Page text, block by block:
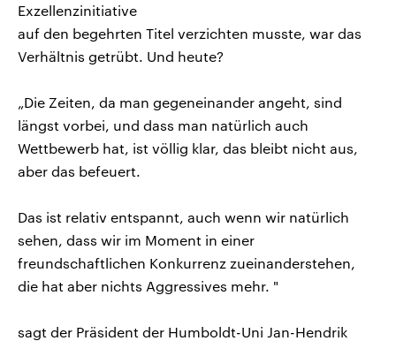
Exzellenzinitiative
auf den begehrten Titel verzichten musste, war das
Verhältnis getrübt. Und heute?
„Die Zeiten, da man gegeneinander angeht, sind
längst vorbei, und dass man natürlich auch
Wettbewerb hat, ist völlig klar, das bleibt nicht aus,
aber das befeuert.
Das ist relativ entspannt, auch wenn wir natürlich
sehen, dass wir im Moment in einer
freundschaftlichen Konkurrenz zueinanderstehen,
die hat aber nichts Aggressives mehr. "
sagt der Präsident der Humboldt-Uni Jan-Hendrik